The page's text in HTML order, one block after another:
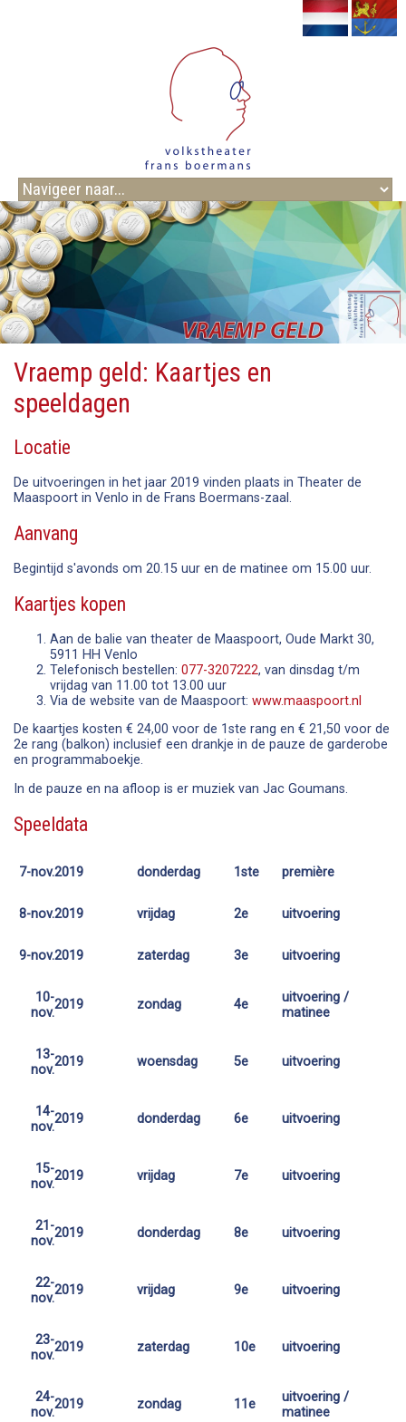
Vraemp geld: Kaartjes en
speeldagen
Locatie
De uitvoeringen in het jaar 2019 vinden plaats in Theater de
Maaspoort in Venlo in de Frans Boermans-zaal.
Aanvang
Begintijd s'avonds om 20.15 uur en de matinee om 15.00 uur.
Kaartjes kopen
Aan de balie van theater de Maaspoort, Oude Markt 30,
5911 HH Venlo
Telefonisch bestellen: 077-3207222, van dinsdag t/m
vrijdag van 11.00 tot 13.00 uur
Via de website van de Maaspoort: www.maaspoort.nl
De kaartjes kosten € 24,00 voor de 1ste rang en € 21,50 voor de
2e rang (balkon) inclusief een drankje in de pauze de garderobe
en programmaboekje.
In de pauze en na afloop is er muziek van Jac Goumans.
Speeldata
7-nov.2019 donderdag 1ste première
8-nov.2019 vrijdag 2e uitvoering
9-nov.2019 zaterdag 3e uitvoering
10-
nov.
2019 zondag 4e
uitvoering /
matinee
13-
nov.
2019 woensdag 5e uitvoering
14-
nov.
2019 donderdag 6e uitvoering
15-
nov.
2019 vrijdag 7e uitvoering
21-
nov.
2019 donderdag 8e uitvoering
22-
nov.
2019 vrijdag 9e uitvoering
23-
nov.
2019 zaterdag 10e uitvoering
24-
nov.
2019 zondag 11e
uitvoering /
matinee